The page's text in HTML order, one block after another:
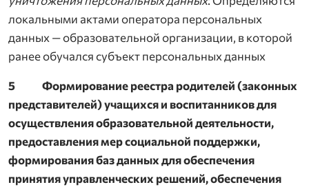
локальными актами оператора персональных
данных — образовательной организации, в которой
ранее обучался субъект персональных данных
5 Формирование реестра родителей (законных
представителей) учащихся и воспитанников для
осуществления образовательной деятельности,
предоставления мер социальной поддержки,
формирования баз данных для обеспечения
принятия управленческих решений, обеспечения